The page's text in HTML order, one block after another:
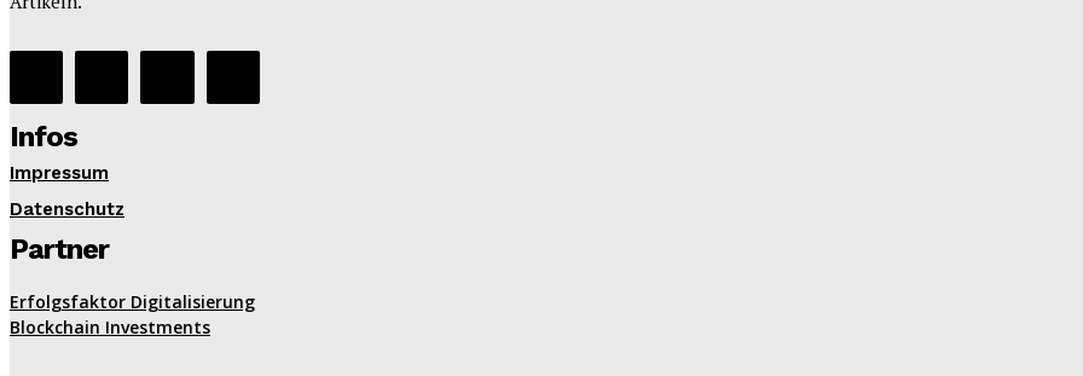
Infos
Impressum
Datenschutz
Partner
Erfolgsfaktor Digitalisierung
Blockchain Investments